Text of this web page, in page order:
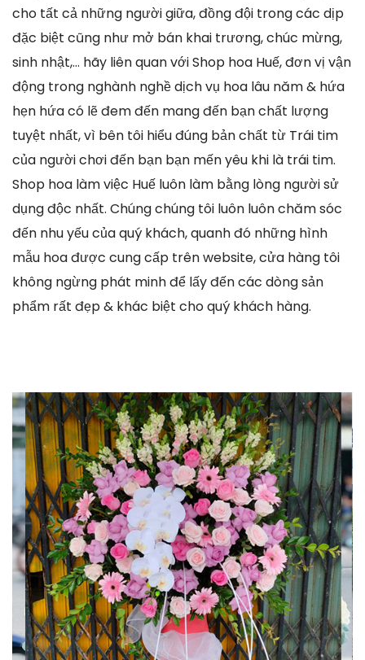
cho tất cả những người giữa, đồng đội trong các dịp
đặc biệt cũng như mở bán khai trương, chúc mừng,
sinh nhật,… hãy liên quan với Shop hoa Huế, đơn vị vận
động trong nghành nghề dịch vụ hoa lâu năm & hứa
hẹn hứa có lẽ đem đến mang đến bạn chất lượng
tuyệt nhất, vì bên tôi hiểu đúng bản chất từ Trái tim
của người chơi đến bạn bạn mến yêu khi là trái tim.
Shop hoa làm việc Huế luôn làm bằng lòng người sử
dụng độc nhất. Chúng chúng tôi luôn luôn chăm sóc
đến nhu yếu của quý khách, quanh đó những hình
mẫu hoa được cung cấp trên website, cửa hàng tôi
không ngừng phát minh để lấy đến các dòng sản
phẩm rất đẹp & khác biệt cho quý khách hàng.